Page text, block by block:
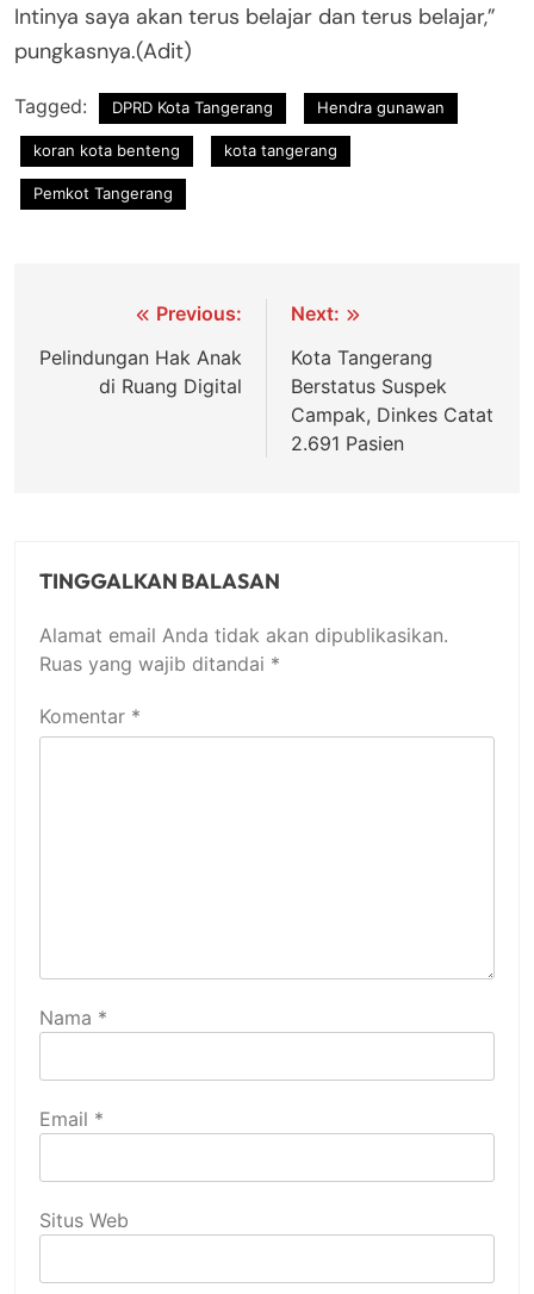
Intinya saya akan terus belajar dan terus belajar,”
pungkasnya.(Adit)
Tagged: DPRD Kota Tangerang Hendra gunawan
koran kota benteng kota tangerang
Pemkot Tangerang
Navigasi
pos
Previous:
Pelindungan Hak Anak
di Ruang Digital
Next:
Kota Tangerang
Berstatus Suspek
Campak, Dinkes Catat
2.691 Pasien
TINGGALKAN BALASAN
Alamat email Anda tidak akan dipublikasikan.
Ruas yang wajib ditandai *
Komentar *
Nama *
Email *
Situs Web